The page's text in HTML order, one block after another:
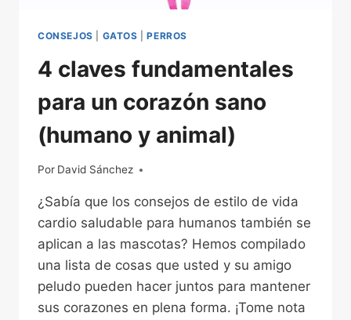
CONSEJOS GATOS |PERROS
4 claves fundamentales
para un corazón sano
(humano y animal)
Por David Sánchez
04/12/2022
¿Sabía que los consejos de estilo de vida
cardio saludable para humanos también se
aplican a las mascotas? Hemos compilado
una lista de cosas que usted y su amigo
peludo pueden hacer juntos para mantener
sus corazones en plena forma. ¡Tome nota